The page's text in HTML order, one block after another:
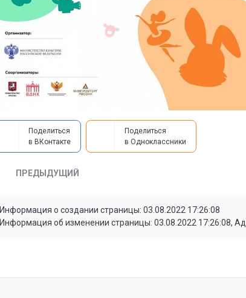
Поделиться
в ВКонтакте
Поделиться
в Одноклассники
ПРЕДЫДУЩИЙ
Информация о создании страницы: 03.08.2022 17:26:08
Информация об изменении страницы: 03.08.2022 17:26:08,